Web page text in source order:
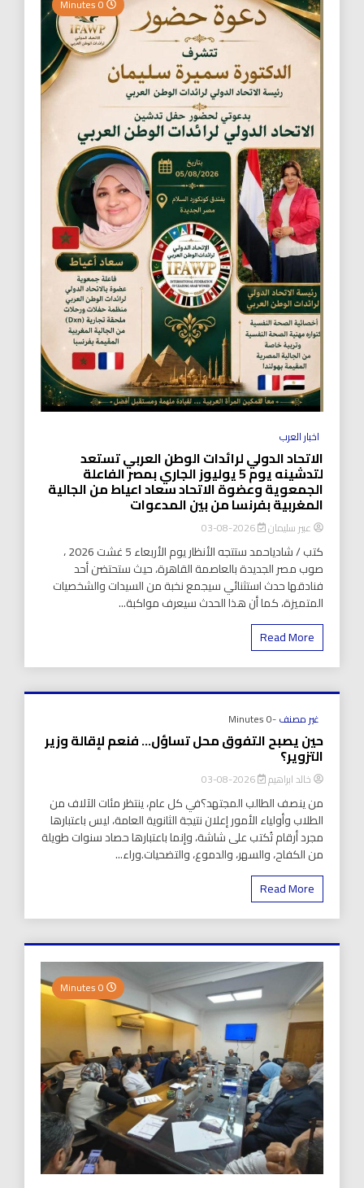
اخبار العرب
الاتحاد الدولي لرائدات الوطن العربي تستعد
لتدشينه يوم 5 يوليوز الجاري بمصر الفاعلة
الجمعوية وعضوة الاتحاد سعاد اعياط من الجالية
المغربية بفرنسا من بين المدعوات
عبير سليمان 2026-08-03
كتب / شادياحمد ستتجه الأنظار يوم الأربعاء 5 غشت 2026 ،
صوب مصر الجديدة بالعاصمة القاهرة، حيث ستحتضن أحد
فنادقها حدث استثنائي سيجمع نخبة من السيدات والشخصيات
المتميزة، كما أن هذا الحدث سيعرف مواكبة...
Read More
غير مصنف-0 Minutes
حين يصبح التفوق محل تساؤل… فنعم لإقالة وزير
التزوير؟
خالد ابراهيم 2026-08-03
من ينصف الطالب المجتهد؟في كل عام، ينتظر مئات الآلاف من
الطلاب وأولياء الأمور إعلان نتيجة الثانوية العامة، ليس باعتبارها
مجرد أرقام تُكتب على شاشة، وإنما باعتبارها حصاد سنوات طويلة
من الكفاح، والسهر، والدموع، والتضحيات.وراء...
Read More